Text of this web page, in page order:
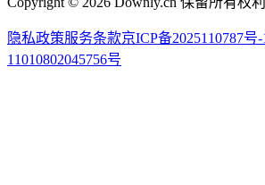
隐私政策服务条款京ICP备2025110787号-
11010802045756号